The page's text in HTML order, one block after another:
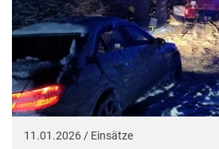
11.01.2026 / Einsätze